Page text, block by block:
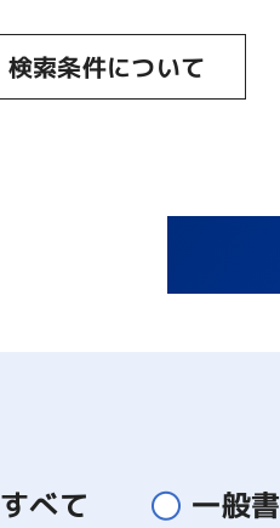
検索条件について
すべて 一般書